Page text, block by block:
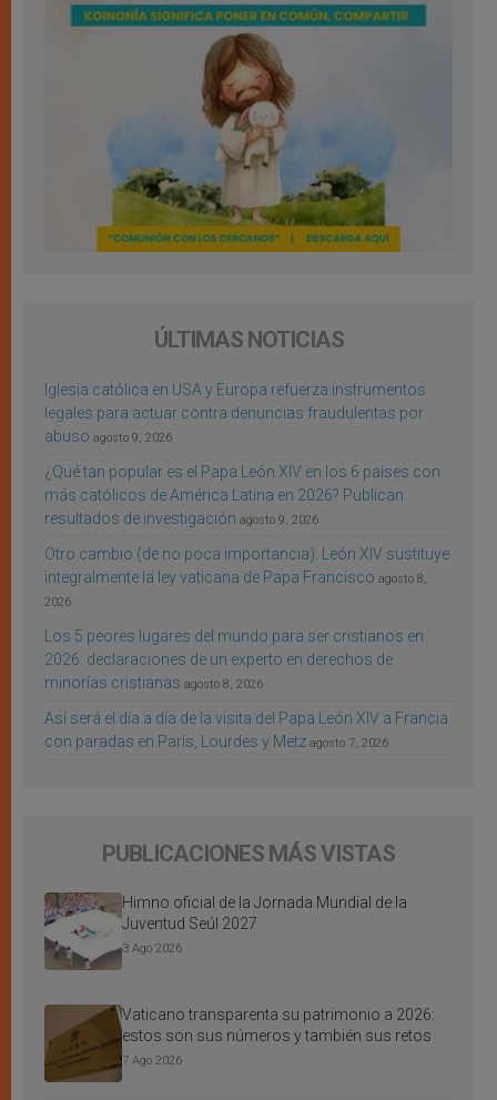
ÚLTIMAS NOTICIAS
Iglesia católica en USA y Europa refuerza instrumentos
legales para actuar contra denuncias fraudulentas por
abuso agosto 9, 2026
¿Qué tan popular es el Papa León XIV en los 6 países con
más católicos de América Latina en 2026? Publican
resultados de investigación agosto 9, 2026
Otro cambio (de no poca importancia): León XIV sustituye
integralmente la ley vaticana de Papa Francisco agosto 8,
2026
Los 5 peores lugares del mundo para ser cristianos en
2026: declaraciones de un experto en derechos de
minorías cristianas agosto 8, 2026
Así será el día a día de la visita del Papa León XIV a Francia
con paradas en París, Lourdes y Metz agosto 7, 2026
PUBLICACIONES MÁS VISTAS
Himno oficial de la Jornada Mundial de la
Juventud Seúl 2027
3 Ago 2026
Vaticano transparenta su patrimonio a 2026:
estos son sus números y también sus retos
7 Ago 2026